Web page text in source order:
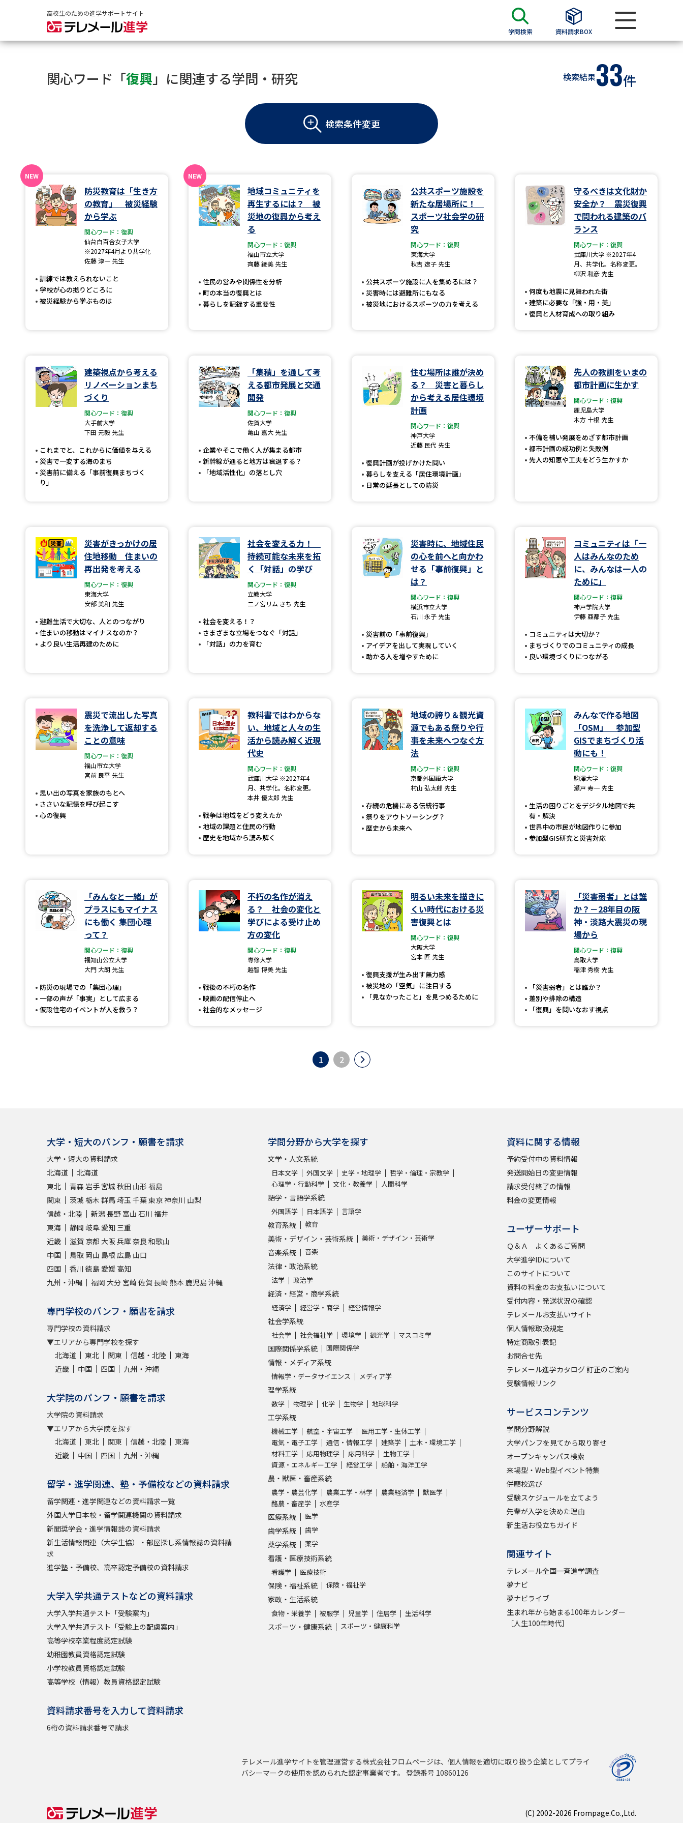
高校生のための進学サポートサイト
学問検索 資料請求BOX
大学・短大の資料種類から請求
大学パンフ
学部・学科パンフ
総合型選抜・学校推薦型選抜 募集要項＆願書
大学・短大以外の資料から請求
専門学校の資料請求 大学院の資料請求
留学・進学関連、塾・予備校
大学入学共通テスト「受験案内」の請求
大学入学共通テスト「受験上の配慮案内」の請求
高等学校卒業程度認定試験
小学校教員資格認定試験
高等学校（情報）教員資格認定試験
大学で学べる内容や特徴を調べる
新増設大学・学部・学科特集
国際・グローバルに強い大学特集
奨学金・特待生制度特集
新学年スタート号特集ページ（高3生用）
新学年スタート号特集ページ（高2生用）
SELFBRAND特集ページ
来場型・Web型イベント特集
夢ナビライブ
受験準備 資料検索
志望校・出願校を調べる
受験スケジュールを立てよう
先輩が入学を決めた理由
テレメール全国一斉進学調査
学問発見 学問検索
大学で学びたい学問発見
学問のミニ講義「夢ナビ講義」 学問分野解説 夢ナビライブ
ユーザーサポート
受験情報リンク
関心ワード「復興」に関連する学問・研究 検索結果33件
検索条件変更
防災教育は「生き方
の教育」 被災経験
から学ぶ
関心ワード：復興
仙台白百合女子大学
※2027年4月より共学化
佐藤 淳一 先生
訓練では教えられないこと
学校が心の拠りどころに
被災経験から学ぶものは
地域コミュニティを
再生するには？ 被
災地の復興から考え
る
関心ワード：復興
福山市立大学
齊藤 綾美 先生
住民の営みや関係性を分析
町の本当の復興とは
暮らしを記録する重要性
公共スポーツ施設を
新たな居場所に！
スポーツ社会学の研
究
関心ワード：復興
東海大学
秋吉 遼子 先生
公共スポーツ施設に人を集めるには？
災害時には避難所にもなる
被災地におけるスポーツの力を考える
守るべきは文化財か
安全か？ 震災復興
で問われる建築のバ
ランス
関心ワード：復興
武庫川大学 ※2027年4
月、共学化。名称変更。
柳沢 和彦 先生
何度も地震に見舞われた街
建築に必要な「強・用・美」
復興と人材育成への取り組み
建築視点から考える
リノベーションまち
づくり
関心ワード：復興
大手前大学
下田 元毅 先生
これまでと、これからに価値を与える
災害で一変する海のまち
災害前に備える「事前復興まちづく
り」
「集積」を通して考
える都市発展と交通
開発
関心ワード：復興
佐賀大学
亀山 嘉大 先生
企業やそこで働く人が集まる都市
新幹線が通ると地方は衰退する？
「地域活性化」の落とし穴
住む場所は誰が決め
る？ 災害と暮らし
から考える居住環境
計画
関心ワード：復興
神戸大学
近藤 民代 先生
復興計画が投げかけた問い
暮らしを支える「居住環境計画」
日常の延長としての防災
先人の教訓をいまの
都市計画に生かす
関心ワード：復興
鹿児島大学
木方 十根 先生
不備を補い発展をめざす都市計画
都市計画の成功例と失敗例
先人の知恵や工夫をどう生かすか
災害がきっかけの居
住地移動 住まいの
再出発を考える
関心ワード：復興
東海大学
安部 美和 先生
避難生活で大切な、人とのつながり
住まいの移動はマイナスなのか？
より良い生活再建のために
社会を変える力！
持続可能な未来を拓
く「対話」の学び
関心ワード：復興
立教大学
二ノ宮リム さち 先生
社会を変える！？
さまざまな立場をつなぐ「対話」
「対話」の力を育む
災害時に、地域住民
の心を前へと向かわ
せる「事前復興」と
は？
関心ワード：復興
横浜市立大学
石川 永子 先生
災害前の「事前復興」
アイデアを出して実現していく
助かる人を増やすために
コミュニティは「一
人はみんなのため
に、みんなは一人の
ために」
関心ワード：復興
神戸学院大学
伊藤 亜都子 先生
コミュニティは大切か？
まちづくりでのコミュニティの成長
良い環境づくりにつながる
震災で流出した写真
を洗浄して返却する
ことの意味
関心ワード：復興
福山市立大学
宮前 良平 先生
思い出の写真を家族のもとへ
ささいな記憶を呼び起こす
心の復興
教科書ではわからな
い、地域と人々の生
活から読み解く近現
代史
関心ワード：復興
武庫川大学 ※2027年4
月、共学化。名称変更。
本井 優太郎 先生
戦争は地域をどう変えたか
地域の課題と住民の行動
歴史を地域から読み解く
地域の誇り＆観光資
源でもある祭りや行
事を未来へつなぐ方
法
関心ワード：復興
京都外国語大学
村山 弘太郎 先生
存続の危機にある伝統行事
祭りをアウトソーシング？
歴史から未来へ
みんなで作る地図
「OSM」 参加型
GISでまちづくり活
動にも！
関心ワード：復興
駒澤大学
瀬戸 寿一 先生
生活の困りごとをデジタル地図で共
有・解決
世界中の市民が地図作りに参加
参加型GIS研究と災害対応
「みんなと一緒」が
プラスにもマイナス
にも働く 集団心理
って？
関心ワード：復興
福知山公立大学
大門 大朗 先生
防災の現場での「集団心理」
一部の声が「事実」として広まる
仮設住宅のイベントが人を救う？
不朽の名作が消え
る？ 社会の変化と
学びによる受け止め
方の変化
関心ワード：復興
専修大学
越智 博美 先生
戦後の不朽の名作
映画の配信停止へ
社会的なメッセージ
明るい未来を描きに
くい時代における災
害復興とは
関心ワード：復興
大阪大学
宮本 匠 先生
復興支援が生み出す無力感
被災地の「空気」に注目する
「見なかったこと」を見つめるために
「災害弱者」とは誰
か？－28年目の阪
神・淡路大震災の現
場から
関心ワード：復興
鳥取大学
稲津 秀樹 先生
「災害弱者」とは誰か？
差別や排除の構造
「復興」を問いなおす視点
1 2
大学・短大のパンフ・願書を請求
大学・短大の資料請求
北海道
北海道
東北
青森 岩手 宮城 秋田 山形 福島
関東
茨城 栃木 群馬埼玉 千葉東京神奈川 山梨
信越・北陸
新潟長野 富山 石川 福井
東海
静岡 岐阜 愛知 三重
近畿
滋賀 京都 大阪兵庫奈良 和歌山
中国
鳥取 岡山 島根 広島 山口
四国
香川 徳島 愛媛 高知
九州・沖縄
福岡 大分 宮崎 佐賀 長崎 熊本 鹿児島沖縄
専門学校のパンフ・願書を請求
専門学校の資料請求
▼エリアから専門学校を探す
北海道
東北 関東 信越・北陸
東海
近畿
中国 四国 九州・沖縄
大学院のパンフ・願書を請求
大学院の資料請求
▼エリアから大学院を探す
北海道
東北 関東 信越・北陸
東海
近畿
中国 四国 九州・沖縄
留学・進学関連、塾・予備校などの資料請求
留学関連・進学関連などの資料請求一覧
外国大学日本校・留学関連機関の資料請求
新聞奨学会・進学情報誌の資料請求
新生活情報関連（大学生協）・部屋探し系情報誌の資料請
求
進学塾・予備校、高卒認定予備校の資料請求
大学入学共通テストなどの資料請求
大学入学共通テスト「受験案内」
大学入学共通テスト「受験上の配慮案内」
高等学校卒業程度認定試験
幼稚園教員資格認定試験
小学校教員資格認定試験
高等学校（情報）教員資格認定試験
資料請求番号を入力して資料請求
6桁の資料請求番号で請求
学問分野から大学を探す
文学・人文系統
日本文学 外国文学 史学・地理学
哲学・倫理・宗教学
心理学・行動科学
文化・教養学 人間科学
語学・言語学系統
外国語学 日本語学 言語学
教育系統 教育
美術・デザイン・芸術系統 美術・デザイン・芸術学
音楽系統 音楽
法律・政治系統
法学 政治学
経済・経営・商学系統
経済学 経営学・商学 経営情報学
社会学系統
社会学 社会福祉学 環境学 観光学 マスコミ学
国際関係学系統 国際関係学
情報・メディア系統
情報学・データサイエンス メディア学
理学系統
数学 物理学 化学 生物学 地球科学
工学系統
機械工学 航空・宇宙工学
医用工学・生体工学
電気・電子工学
通信・情報工学 建築学
土木・環境工学
材料工学
応用物理学 応用科学
生物工学
資源・エネルギー工学
経営工学 船舶・海洋工学
農・獣医・畜産系統
農学・農芸化学 農業工学・林学 農業経済学
獣医学
酪農・畜産学
水産学
医療系統 医学
歯学系統 歯学
薬学系統 薬学
看護・医療技術系統
看護学 医療技術
保険・福祉系統 保険・福祉学
家政・生活系統
食物・栄養学 被服学 児童学 住居学 生活科学
スポーツ・健康系統 スポーツ・健康科学
資料に関する情報
予約受付中の資料情報
発送開始日の変更情報
請求受付終了の情報
料金の変更情報
ユーザーサポート
Ｑ＆Ａ よくあるご質問
大学進学IDについて
このサイトについて
資料の料金のお支払いについて
受付内容・発送状況の確認
テレメールお支払いサイト
個人情報取扱規定
特定商取引表記
お問合せ先
テレメール進学カタログ 訂正のご案内
受験情報リンク
サービスコンテンツ
学問分野解説
大学パンフを見てから取り寄せ
オープンキャンパス検索
来場型・Web型イベント特集
併願校選び
受験スケジュールを立てよう
先輩が入学を決めた理由
新生活お役立ちガイド
関連サイト
テレメール全国一斉進学調査
夢ナビ
夢ナビライブ
生まれ年から始まる100年カレンダー
［人生100年時代］
テレメール進学サイトを管理運営する株式会社フロムページは、個人情報を適切に取り扱う企業としてプライ
バシーマークの使用を認められた認定事業者です。 登録番号 10860126
(C) 2002-2026 Frompage.Co.,Ltd.